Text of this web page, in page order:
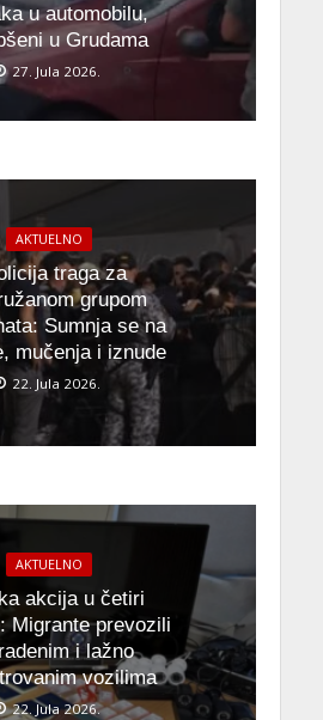
u automobilu,
u Grudama
27. Jula 2026.
AKTUELNO
traga za
grupom
Sumnja se na
mučenja i iznude
22. Jula 2026.
AKTUELNO
akcija u četiri
Migrante prevozili
i lažno
vozilima
22. Jula 2026.